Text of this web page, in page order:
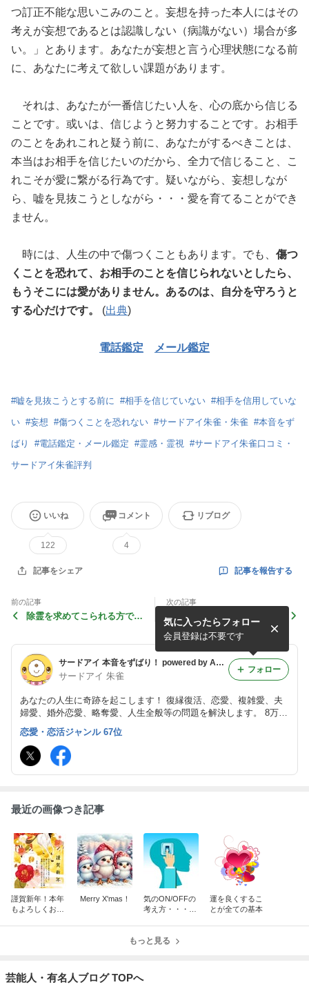
つ訂正不能な思いこみのこと。妄想を持った本人にはその
考えが妄想であるとは認識しない（病識がない）場合が多
い。」とあります。あなたが妄想と言う心理状態になる前
に、あなたに考えて欲しい課題があります。
それは、あなたが一番信じたい人を、心の底から信じる
ことです。或いは、信じようと努力することです。お相手
のことをあれこれと疑う前に、あなたがするべきことは、
本当はお相手を信じたいのだから、全力で信じること、こ
れこそが愛に繋がる行為です。疑いながら、妄想しなが
ら、嘘を見抜こうとしながら・・・愛を育てることができ
ません。
時には、人生の中で傷つくこともあります。でも、 傷つ
くことを恐れて、お相手のことを信じられないとしたら、
もうそこには愛がありません。あるのは、自分を守ろうと
する心だけです。
(出典)
電話鑑定 メール鑑定
#嘘を見抜こうとする前に #相手を信じていない #相手を信用していな
い #妄想 #傷つくことを恐れない #サードアイ朱雀・朱雀 #本音をず
ばり #電話鑑定・メール鑑定 #霊感・霊視 #サードアイ朱雀口コミ・
サードアイ朱雀評判
いいね
122
コメント
4
リブログ
記事をシェア 記事を報告する
前の記事
除霊を求めてこられる方で、
次の記事
口呼吸ではなく、鼻呼吸があ
なたの運気を良くし、寿命を
延ばします
サードアイ 本音をずばり！ powered by Ameba
サードアイ 朱雀
あなたの人生に奇跡を起こします！ 復縁復活、恋愛、複雑愛、夫
婦愛、婚外恋愛、略奪愛、人生全般等の問題を解決します。 8万件
（私一人で）を超える実績の鑑定！脅威の的中率！脅威の願望成就
率！を誇ります。真言密教 朱雀流気功 朱雀流行法 朱雀流秘術 霊
視･霊感鑑定
気に入ったらフォロー
会員登録は不要です
フォロー
恋愛・恋活ジャンル 67位
最近の画像つき記事
謹賀新年！本年
もよろしくお願
Merry X'mas！
気のON/OFFの
考え方・・・秘
運を良くするこ
とが全ての基本
もっと見る
芸能人・有名人ブログ TOPへ